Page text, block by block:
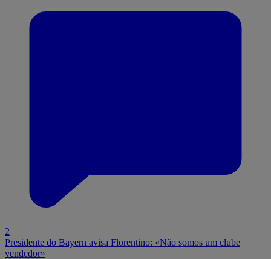
2
Presidente do Bayern avisa Florentino: «Não somos um clube
vendedor»